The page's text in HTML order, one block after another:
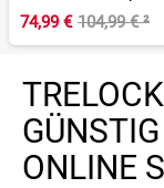
74,99 € 104,99 €²
ONLINE